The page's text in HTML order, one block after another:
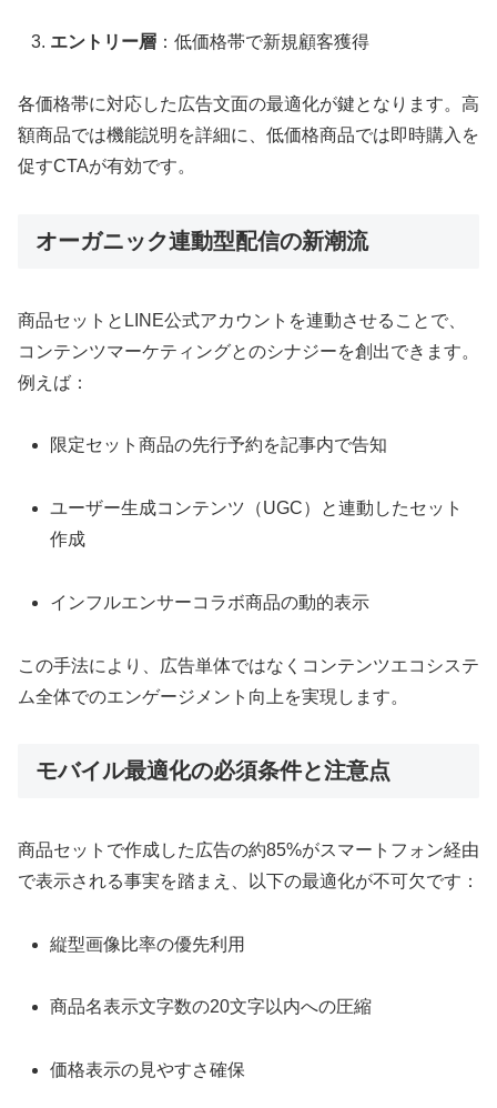
エントリー層 ：低価格帯で新規顧客獲得
各価格帯に対応した広告文面の最適化が鍵となります。高
額商品では機能説明を詳細に、低価格商品では即時購入を
促すCTAが有効です。
オーガニック連動型配信の新潮流
商品セットとLINE公式アカウントを連動させることで、
コンテンツマーケティングとのシナジーを創出できます。
例えば：
限定セット商品の先行予約を記事内で告知
ユーザー生成コンテンツ（UGC）と連動したセット
作成
インフルエンサーコラボ商品の動的表示
この手法により、広告単体ではなくコンテンツエコシステ
ム全体でのエンゲージメント向上を実現します。
モバイル最適化の必須条件と注意点
商品セットで作成した広告の約85%がスマートフォン経由
で表示される事実を踏まえ、以下の最適化が不可欠です：
縦型画像比率の優先利用
商品名表示文字数の20文字以内への圧縮
価格表示の見やすさ確保